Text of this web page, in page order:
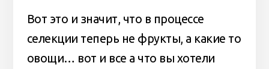
Вот это и значит, что в процессе
селекции теперь не фрукты, а какие то
овощи… вот и все а что вы хотели